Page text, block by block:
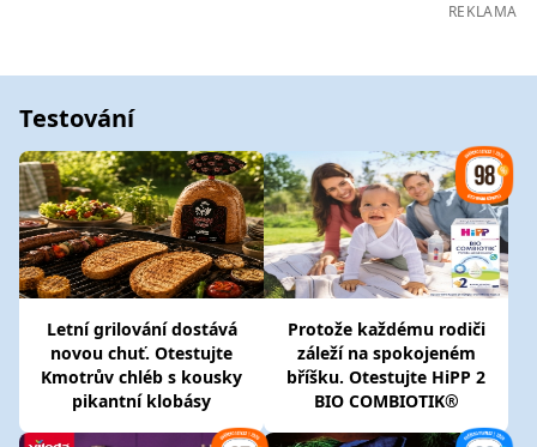
REKLAMA
Testování
Letní grilování dostává
novou chuť. Otestujte
Kmotrův chléb s kousky
pikantní klobásy
Protože každému rodiči
záleží na spokojeném
bříšku. Otestujte HiPP 2
BIO COMBIOTIK®